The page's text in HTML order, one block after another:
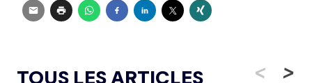
TOUS LES ARTICLES < >